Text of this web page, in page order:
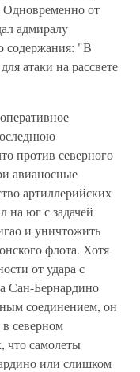
Одновременно от
адмиралу
содержания: "В
атаки на рассвете
против северного
авианосные
артиллерийских
на юг с задачей
и уничтожить
флота. Хотя
от удара с
Сан-Бернардино
соединением, он
в северном
что самолеты
или слишком